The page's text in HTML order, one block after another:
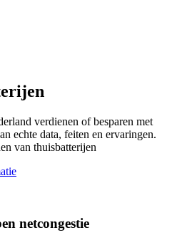
verdienen of besparen met
echte data, feiten en ervaringen.
van thuisbatterijen
netcongestie